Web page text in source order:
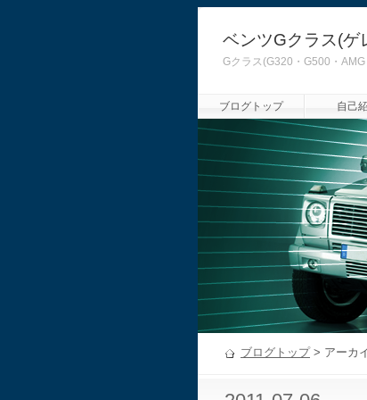
ベンツGクラス(ゲ
Gクラス(G320・G500・
ブログトップ 自己
ブログトップ> アーカ